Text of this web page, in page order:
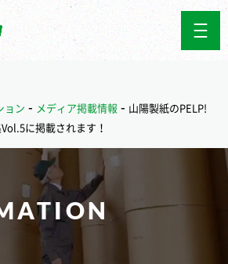
ョン - メディア掲載情報 - 山陽製紙のPELP!
に掲載されます！